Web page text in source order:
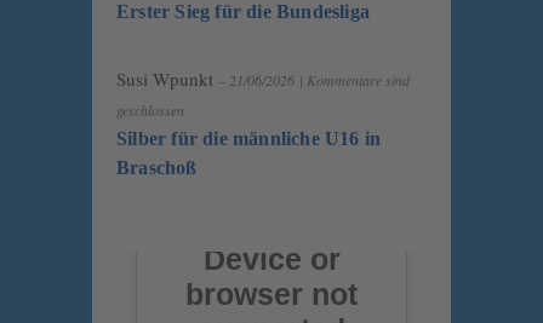
Erster Sieg für die Bundesliga
Susi Wpunkt – 21/06/2026 | Kommentare sind
geschlossen
Silber für die männliche U16 in
Braschoß